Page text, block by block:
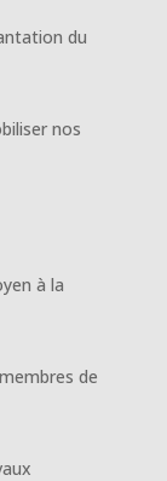
du
nos
à la
de